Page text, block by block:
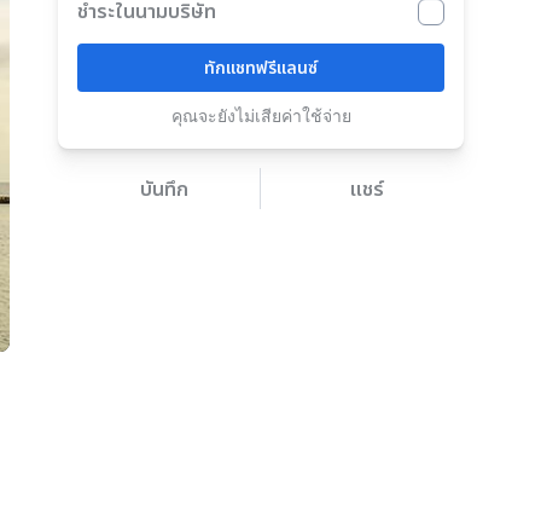
ชำระในนามบริษัท
ทักแชทฟรีแลนซ์
คุณจะยังไม่เสียค่าใช้จ่าย
บันทึก แชร์